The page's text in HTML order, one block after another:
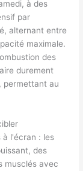
à des
par
alternant entre
maximale.
des
durement
permettant au
à l'écran : les
des
musclés avec